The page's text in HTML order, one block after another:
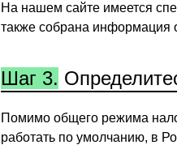
На нашем сайте имеется
также собрана информация
Шаг 3.
Помимо общего режима
работать по умолчанию, в